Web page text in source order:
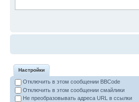
Настройки
Отключить в этом сообщении BBCode
Отключить в этом сообщении смайлики
Не преобразовывать адреса URL в ссылки